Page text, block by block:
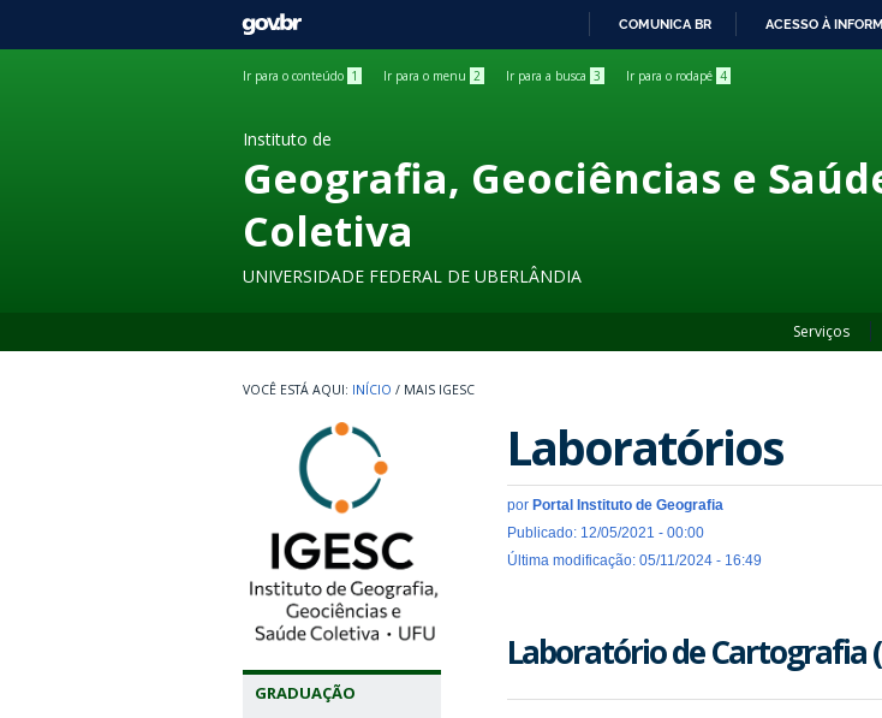
GOVBR
COMUNICA BR ACESSO À
Ir para o conteúdo 1 Ir para o menu 2 Ir para a busca 3 Ir para o rodapé 4
Instituto de
Geografia, Geociências e
Coletiva
UNIVERSIDADE FEDERAL DE UBERLÂNDIA
Serviços
INÍCIO / MAIS IGESC
GRADUAÇÃO
Laboratórios
por Portal Instituto de Geografia
Publicado: 12/05/2021 - 00:00
Última modificação: 05/11/2024 - 16:49
Laboratório de Cartografia